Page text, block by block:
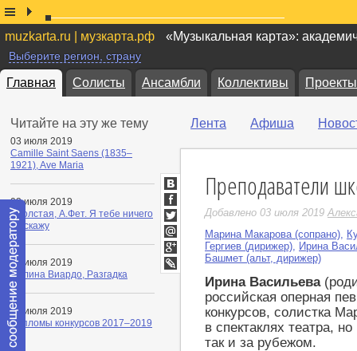
muzkarta.ru | музкарта.рф «Музыкальная карта»:
Выберите регион, страну
Главная Солисты Ансамбли Коллективы Проекты
Читайте на эту же тему
03 июля 2019
Camille Saint Saens (1835–
1921), Ave Maria
03 июля 2019
Т.Толстая, А.Фет. Я тебе ничего
не скажу
03 июля 2019
Полина Виардо, Разгадка
03 июля 2019
Дипломы конкурсов 2017–2019
гг.
Лента Афиша
Преподаватели
Добавлено 03 июля 2019
Марина Макарова (сопрано)
Гергиев (дирижер)
Ирина
Башмет (альт, дирижер)
Ирина Васильева
российская оперная
конкурсов, солистка
в спектаклях театра,
так и за рубежом.
ВКонтакте
Facebook
Twitter
Мой
Мир
Google+
LiveJournal